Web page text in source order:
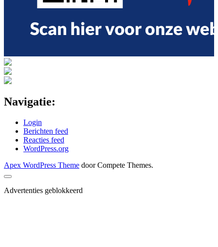
Navigatie:
Login
Berichten feed
Reacties feed
WordPress.org
Apex WordPress Theme door Compete Themes.
Scroll
naar
boven
Advertenties geblokkeerd